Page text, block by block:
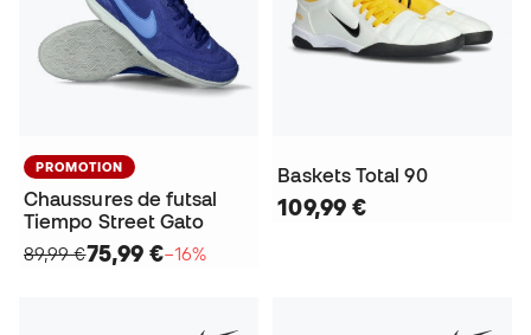
PROMOTION
Chaussures de futsal
Tiempo Street Gato
89,99 €75,99 €−16%
Baskets Total 90
109,99 €